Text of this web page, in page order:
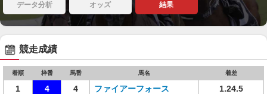
データ分析 オッズ 結果
競走成績
着順 枠番 馬番 馬名 着差
1 4 4 ファイアーフォース
1.24.5